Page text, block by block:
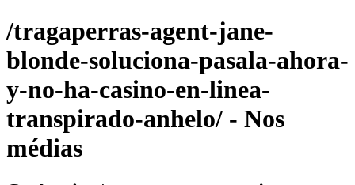
/tragaperras-agent-jane-
blonde-soluciona-pasala-ahora-
y-no-ha-casino-en-linea-
transpirado-anhelo/ - Nos
médias